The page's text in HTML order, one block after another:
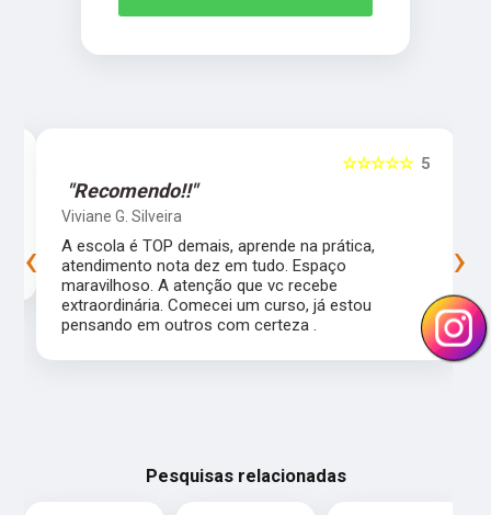
5
☆☆☆☆☆
"Recomendo!!"
Viviane G. Silveira
A escola é TOP demais, aprende na prática,
atendimento nota dez em tudo. Espaço
maravilhoso. A atenção que vc recebe
extraordinária. Comecei um curso, já estou
pensando em outros com certeza .
‹ ›
Pesquisas relacionadas